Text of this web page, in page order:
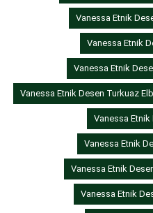
Vanessa Etnik
Vanessa Etnik
Vanessa Etnik
Vanessa Etnik Desen Turkuaz
Vanessa Etnik
Vanessa Etnik
Vanessa Etnik
Vanessa Etnik